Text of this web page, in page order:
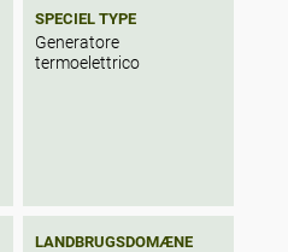
SPECIEL TYPE
Generatore
termoelettrico
LANDBRUGSDOMÆNE